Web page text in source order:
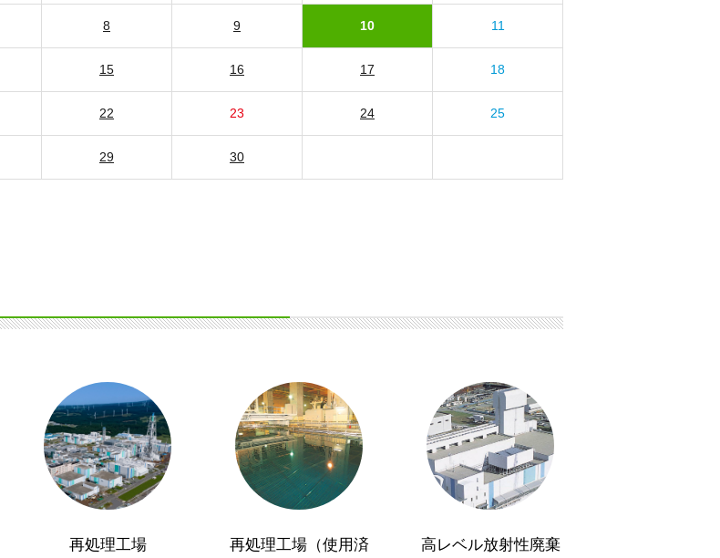
8 9 10 11
15 16 17 18
22 23 24 25
29 30
再処理工場 再処理工場（使用済 高レベル放射性廃棄